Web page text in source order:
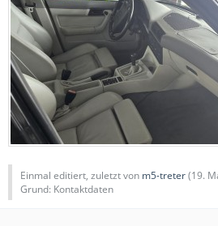
Einmal editiert, zuletzt von m5-treter(19.
Grund: Kontaktdaten